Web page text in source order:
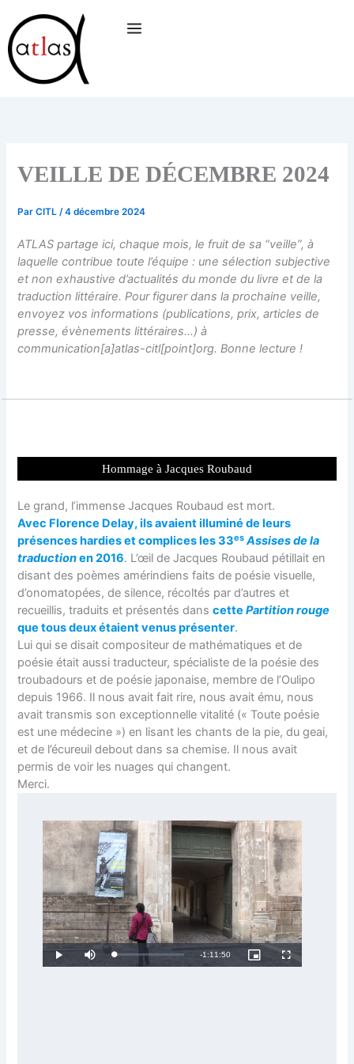
au
contenu
VEILLE DE DÉCEMBRE 2024
ParCITL/4 décembre 2024
ATLAS partage ici, chaque mois, le fruit de sa “veille”, à
laquelle contribue toute l’équipe : une sélection subjective
et non exhaustive d’actualités du monde du livre et de la
traduction littéraire. Pour figurer dans la prochaine veille,
envoyez vos informations (publications, prix, articles de
presse, évènements littéraires…) à
communication[a]atlas-citl[point]org. Bonne lecture !
Hommage à Jacques Roubaud
Le grand, l’immense Jacques Roubaud est mort.
Avec Florence Delay, ils avaient illuminé de leurs
présences hardies et complices les 33es Assises de la
traductionen 2016. L’œil de Jacques Roubaud pétillait en
disant des poèmes amérindiens faits de poésie visuelle,
d’onomatopées, de silence, récoltés par d’autres et
recueillis, traduits et présentés danscettePartition rouge
que tous deux étaient venus présenter.
Lui qui se disait compositeur de mathématiques et de
poésie était aussi traducteur, spécialiste de la poésie des
troubadours et de poésie japonaise, membre de l’Oulipo
depuis 1966. Il nous avait fait rire, nous avait ému, nous
avait transmis son exceptionnelle vitalité (« Toute poésie
est une médecine ») en lisant les chants de la pie, du geai,
et de l’écureuil debout dans sa chemise. Il nous avait
permis de voir les nuages qui changent.
Merci.